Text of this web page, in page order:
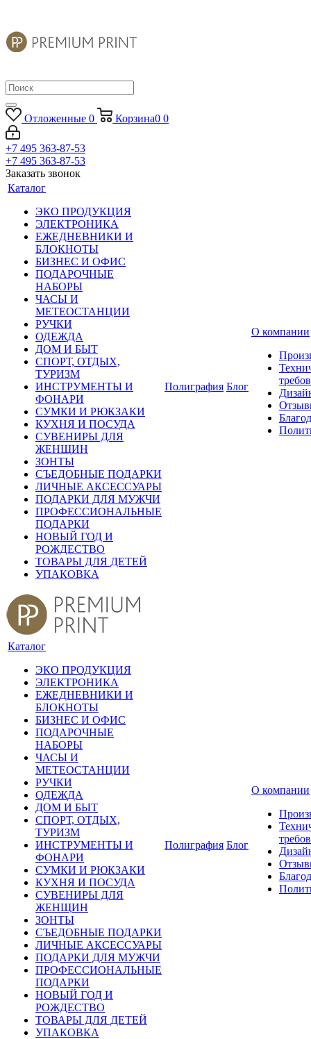
Отложенные 0 Корзина0 0
+7 495 363-87-53
+7 495 363-87-53
Заказать звонок
Каталог
ЭКО ПРОДУКЦИЯ
ЭЛЕКТРОНИКА
ЕЖЕДНЕВНИКИ И
БЛОКНОТЫ
БИЗНЕС И ОФИС
ПОДАРОЧНЫЕ
НАБОРЫ
ЧАСЫ И
МЕТЕОСТАНЦИИ
РУЧКИ
ОДЕЖДА
ДОМ И БЫТ
СПОРТ, ОТДЫХ,
ТУРИЗМ
ИНСТРУМЕНТЫ И
ФОНАРИ
СУМКИ И РЮКЗАКИ
КУХНЯ И ПОСУДА
СУВЕНИРЫ ДЛЯ
ЖЕНЩИН
ЗОНТЫ
СЪЕДОБНЫЕ ПОДАРКИ
ЛИЧНЫЕ АКСЕССУАРЫ
ПОДАРКИ ДЛЯ МУЖЧИ
ПРОФЕССИОНАЛЬНЫЕ
ПОДАРКИ
НОВЫЙ ГОД И
РОЖДЕСТВО
ТОВАРЫ ДЛЯ ДЕТЕЙ
УПАКОВКА
Полиграфия Блог
О компании
Каталог
ЭКО ПРОДУКЦИЯ
ЭЛЕКТРОНИКА
ЕЖЕДНЕВНИКИ И
БЛОКНОТЫ
БИЗНЕС И ОФИС
ПОДАРОЧНЫЕ
НАБОРЫ
ЧАСЫ И
МЕТЕОСТАНЦИИ
РУЧКИ
ОДЕЖДА
ДОМ И БЫТ
СПОРТ, ОТДЫХ,
ТУРИЗМ
ИНСТРУМЕНТЫ И
ФОНАРИ
СУМКИ И РЮКЗАКИ
КУХНЯ И ПОСУДА
СУВЕНИРЫ ДЛЯ
ЖЕНЩИН
ЗОНТЫ
СЪЕДОБНЫЕ ПОДАРКИ
ЛИЧНЫЕ АКСЕССУАРЫ
ПОДАРКИ ДЛЯ МУЖЧИ
ПРОФЕССИОНАЛЬНЫЕ
ПОДАРКИ
НОВЫЙ ГОД И
РОЖДЕСТВО
ТОВАРЫ ДЛЯ ДЕТЕЙ
УПАКОВКА
Полиграфия Блог
О компании